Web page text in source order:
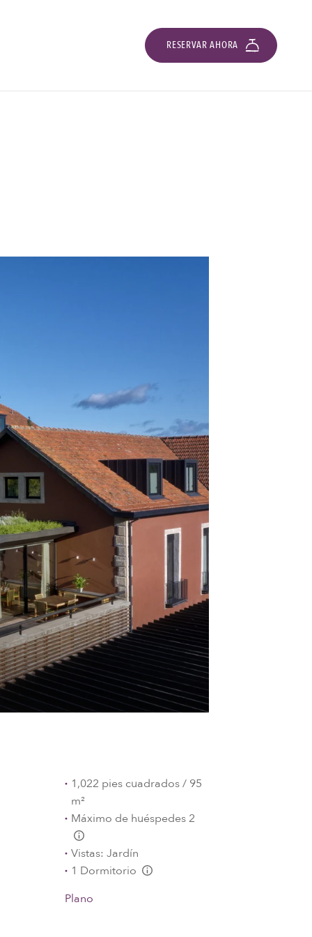
RESERVAR AHORA
1,022 pies cuadrados / 95
m²
Máximo de huéspedes 2
L:Generic.Info
Vistas: Jardín
1 Dormitorio
L:Generic.Info
Plano